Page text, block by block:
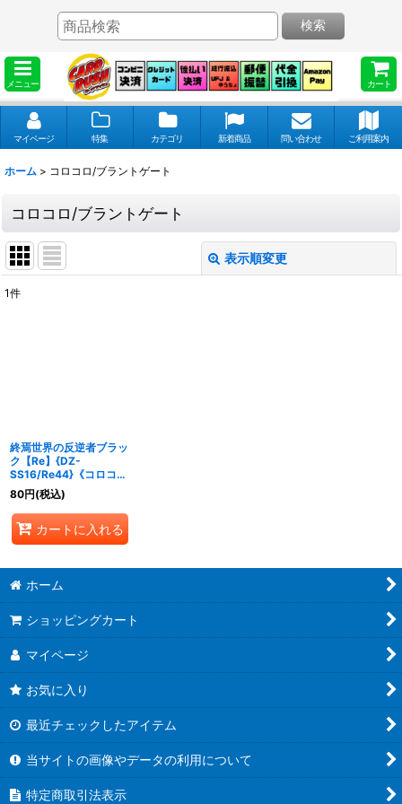
メニュー カート
検索
マイページ 特集 カテゴリ 新着商品 問い合わせ ご利用案内
ホーム > コロコロ/ブラントゲート
コロコロ/ブラントゲート
表示順変更
1件
終焉世界の反逆者ブラッ
ク【Re】{DZ-
SS16/Re44}《コロコ
ロ/ブラントゲート》
80円(税込)
カートに入れる
ホーム
ショッピングカート
マイページ
お気に入り
最近チェックしたアイテム
当サイトの画像やデータの利用について
特定商取引法表示